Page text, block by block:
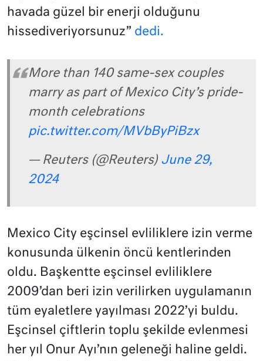
havada güzel bir enerji olduğunu
hissediveriyorsunuz” dedi.
More than 140 same-sex couples
marry as part of Mexico City’s pride-
month celebrations
pic.twitter.com/MVbByPiBzx
— Reuters (@Reuters) June 29,
2024
Mexico City eşcinsel evliliklere izin verme
konusunda ülkenin öncü kentlerinden
oldu. Başkentte eşcinsel evliliklere
2009’dan beri izin verilirken uygulamanın
tüm eyaletlere yayılması 2022’yi buldu.
Eşcinsel çiftlerin toplu şekilde evlenmesi
her yıl Onur Ayı’nın geleneği haline geldi.